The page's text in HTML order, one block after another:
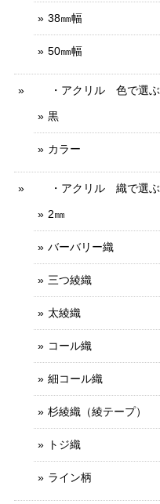
38㎜幅
50㎜幅
・アクリル 色で選ぶ
黒
カラー
・アクリル 織で選ぶ
2㎜
バーバリー織
三つ綾織
太綾織
コール織
細コール織
杉綾織（綾テープ）
トジ織
ライン柄